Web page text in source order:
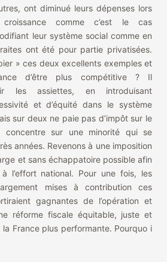
ont diminué leurs dépenses lors
comme c’est le cas
leur système social comme en
ont été pour partie privatisées.
» ces deux excellents exemples et
d’être plus compétitive ? Il
les assiettes, en introduisant
et d’équité dans le système
sur deux ne paie pas d’impôt sur le
concentre sur une minorité qui se
années. Revenons à une imposition
et sans échappatoire possible afin
l’effort national. Pour une fois, les
mises à contribution ces
gagnantes de l’opération et
réforme fiscale équitable, juste et
France plus performante. Pourquo i